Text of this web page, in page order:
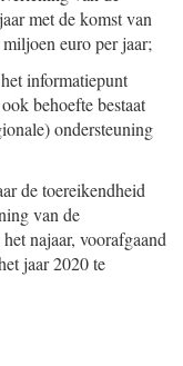
met de komst van
euro per jaar;
informatiepunt
behoefte bestaat
ondersteuning
de toereikendheid
van de
najaar, voorafgaand
jaar 2020 te